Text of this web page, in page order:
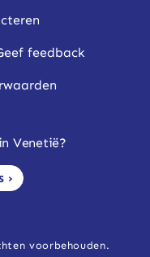
feedback
Venetië?
›
voorbehouden.